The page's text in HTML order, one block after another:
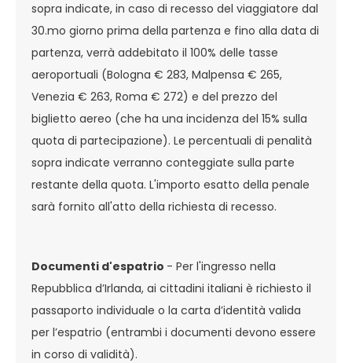
sopra indicate, in caso di recesso del viaggiatore dal
30.mo giorno prima della partenza e fino alla data di
partenza, verrà addebitato il 100% delle tasse
aeroportuali (Bologna € 283, Malpensa € 265,
Venezia € 263, Roma € 272) e del prezzo del
biglietto aereo (che ha una incidenza del 15% sulla
quota di partecipazione). Le percentuali di penalità
sopra indicate verranno conteggiate sulla parte
restante della quota. L'importo esatto della penale
sarà fornito all'atto della richiesta di recesso.
Documenti d'espatrio - Per l'ingresso nella
Repubblica d’Irlanda, ai cittadini italiani è richiesto il
passaporto individuale o la carta d’identità valida
per l’espatrio (entrambi i documenti devono essere
in corso di validità).